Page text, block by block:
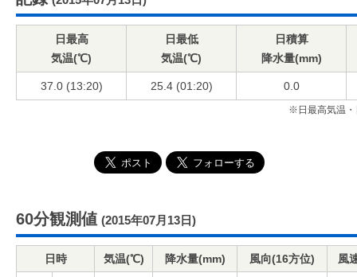
日最高
気温(℃)
日最低
気温(℃)
日積算
降水量(mm)
37.0 (13:20) 25.4 (01:20) 0.0
※日最高気温・
60分観測値 (2015年07月13日)
日時 気温(℃) 降水量(mm) 風向(16方位) 風